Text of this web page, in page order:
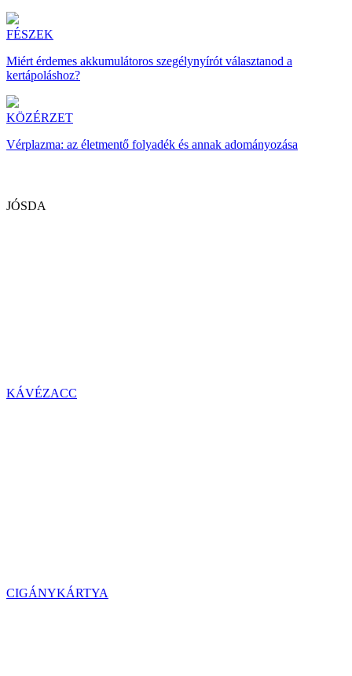
FÉSZEK
Miért érdemes akkumulátoros szegélynyírót választanod a
kertápoláshoz?
KÖZÉRZET
Vérplazma: az életmentő folyadék és annak adományozása
JÓSDA
KÁVÉZACC
CIGÁNYKÁRTYA